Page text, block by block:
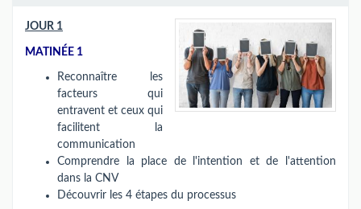
JOUR 1
MATINÉE 1
Reconnaître les
facteurs qui
entravent et ceux qui
facilitent la
communication
Comprendre la place de l'intention et de l'attention
dans la CNV
Découvrir les 4 étapes du processus